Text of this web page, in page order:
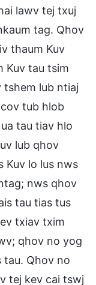
lawv tej txuj
tag. Qhov
thaum Kuv
Kuv tau tsim
tshem lub ntiaj
tub hlob
tau tiav hlo
lub qhov
Kuv lo lus nws
nws qhov
tau tias tus
txiav txim
qhov no yog
tau. Qhov no
tej kev cai tswj